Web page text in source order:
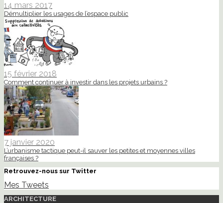
14 mars 2017
Démultiplier les usages de l’espace public
15 février 2018
Comment continuer à investir dans les projets urbains ?
7 janvier 2020
L’urbanisme tactique peut-il sauver les petites et moyennes villes
françaises ?
Retrouvez-nous sur Twitter
Mes Tweets
ARCHITECTURE